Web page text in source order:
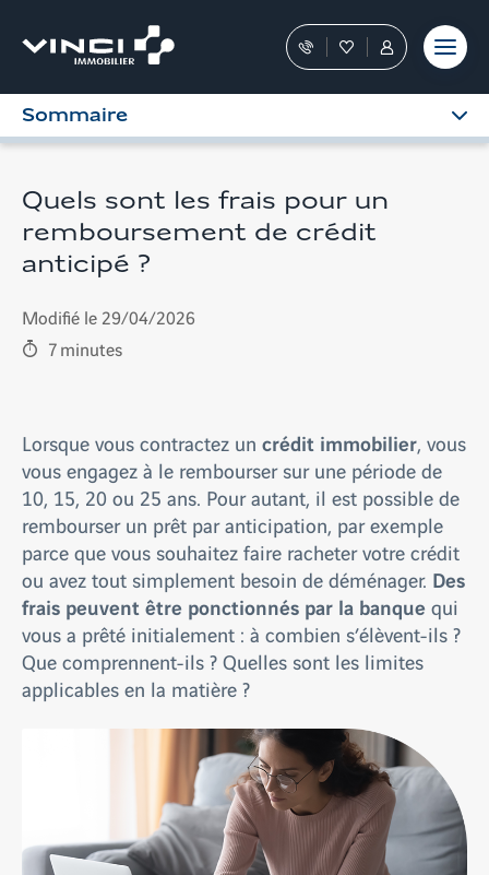
contenu
moment
Nos
conseillers
vous
dans
FavorisTous
les
services
dans
Personnel
Sommaire
Quels sont les frais pour un
remboursement de crédit
anticipé ?
Modifié le 29/04/2026
7minutes
Lorsque vous contractez un crédit immobilier, vous
vous engagez à le rembourser sur une période de
10, 15, 20 ou 25 ans. Pour autant, il est possible de
rembourser un prêt par anticipation, par exemple
parce que vous souhaitez faire racheter votre crédit
ou avez tout simplement besoin de déménager. Des
frais peuvent être ponctionnés par la banquequi
vous a prêté initialement : à combien s’élèvent-ils ?
Que comprennent-ils ? Quelles sont les limites
applicables en la matière ?